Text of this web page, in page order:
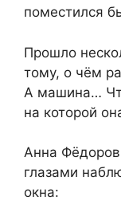
поместился
Прошло
тому, о чём
А машина…
на которой
Анна
глазами
окна: